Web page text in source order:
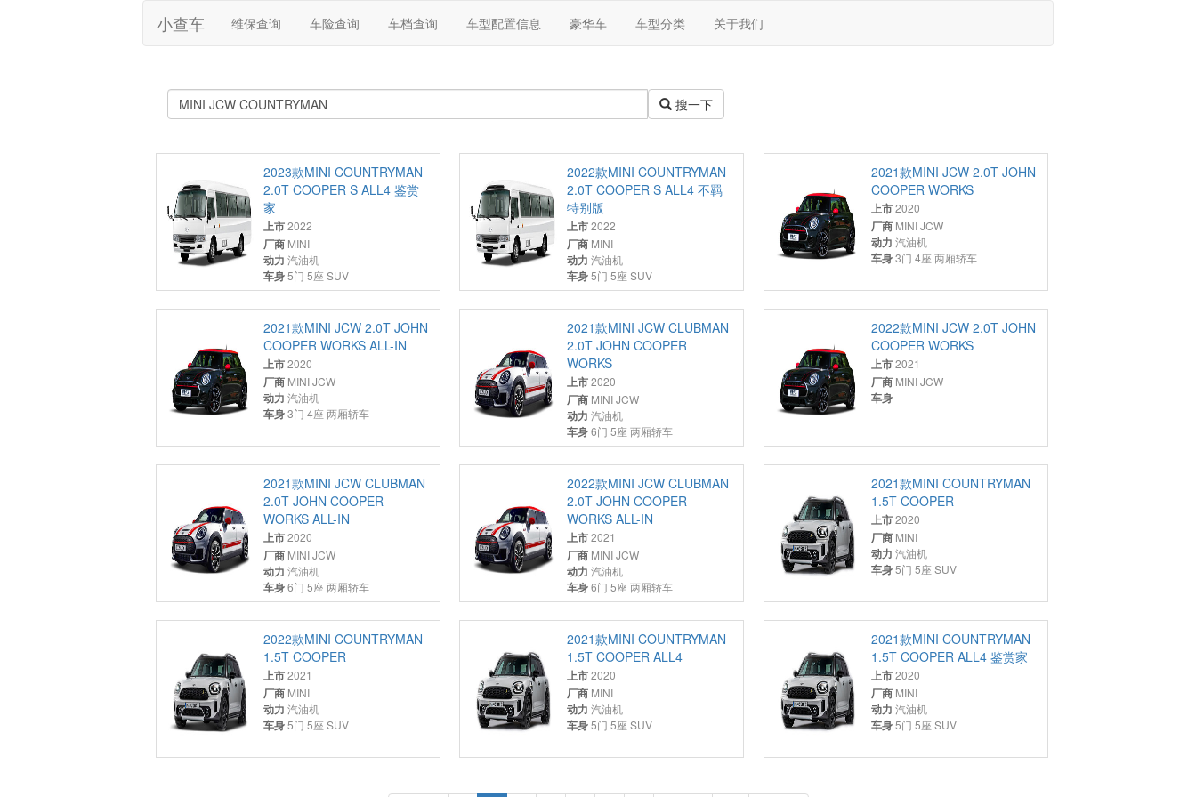
小查车 维保查询 车险查询 车档查询 车型配置信息 豪华车 车型分类 关于我们
搜一下
2023款MINI COUNTRYMAN
2.0T COOPER S ALL4 鉴赏
家
上市2022
厂商 MINI
动力 汽油机
车身5门 5座 SUV
2022款MINI COUNTRYMAN
2.0T COOPER S ALL4 不羁
特别版
上市2022
厂商 MINI
动力 汽油机
车身5门 5座 SUV
2021款MINI JCW 2.0T JOHN
COOPER WORKS
上市2020
厂商 MINI JCW
动力 汽油机
车身3门 4座 两厢轿车
2021款MINI JCW 2.0T JOHN
COOPER WORKS ALL-IN
上市2020
厂商 MINI JCW
动力 汽油机
车身3门 4座 两厢轿车
2021款MINI JCW CLUBMAN
2.0T JOHN COOPER
WORKS
上市2020
厂商 MINI JCW
动力 汽油机
车身6门 5座 两厢轿车
2022款MINI JCW 2.0T JOHN
COOPER WORKS
上市2021
厂商 MINI JCW
车身-
2021款MINI JCW CLUBMAN
2.0T JOHN COOPER
WORKS ALL-IN
上市2020
厂商 MINI JCW
动力 汽油机
车身6门 5座 两厢轿车
2022款MINI JCW CLUBMAN
2.0T JOHN COOPER
WORKS ALL-IN
上市2021
厂商 MINI JCW
动力 汽油机
车身6门 5座 两厢轿车
2021款MINI COUNTRYMAN
1.5T COOPER
上市2020
厂商 MINI
动力 汽油机
车身5门 5座 SUV
2022款MINI COUNTRYMAN
1.5T COOPER
上市2021
厂商 MINI
动力 汽油机
车身5门 5座 SUV
2021款MINI COUNTRYMAN
1.5T COOPER ALL4
上市2020
厂商 MINI
动力 汽油机
车身5门 5座 SUV
2021款MINI COUNTRYMAN
1.5T COOPER ALL4 鉴赏家
上市2020
厂商 MINI
动力 汽油机
车身5门 5座 SUV